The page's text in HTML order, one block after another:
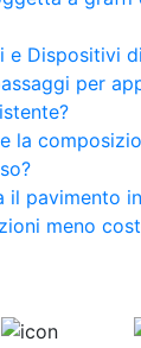
e Dispositivi
per
la
il pavimento
meno